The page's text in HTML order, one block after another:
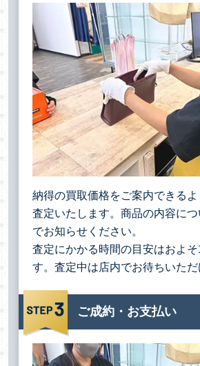
納得の買取価格をご案内できる
査定いたします。商品の内容に
でお知らせください。
査定にかかる時間の目安はおよ
す。査定中は店内でお待ちいただ
ご成約・お支払い